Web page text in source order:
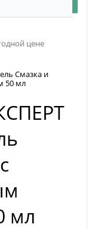
цене
Смазка и
50 мл
мл